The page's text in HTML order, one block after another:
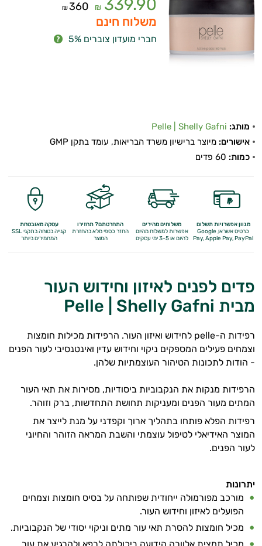
אנטי
טיפוח
הגוף
טיפוח
מעבר
339.90
₪
360
₪
משלוח חינם
חברי מועדון צוברים 5%
מותג: Pelle | Shelly Gafni
אישורים: מיוצר ברישיון משרד הבריאות, עומד בתקן GMP
כמות:
מגוון אפשרויות תשלום
כרטיס אשראי, Google
Pay,Apple Pay, PayPal
משלוחים מהירים
אפשרות למשלוח מהיום
להיום או 3-5 ימי עסקים
התחרטתם? תחזירו
החזר כספי מלאבהחזרת
המוצר
עסקה מאובטחת
קנייה בטוחה בתקני SSL
המחמירים ביותר
פדים לפנים לאיזון וחידוש העור
מבית Pelle | Shelly Gafni
רפידות ה-pelle לחידוש ואיזון העור. הרפידות מכילות חומצות
וצמחים פעילים המספקים ניקוי וחידוש עדין ואינטנסיבי לעור הפנים
- הודות לתכונות הטיהור העוצמתיות שלהן.
הרפידות מנקות את הנקבוביות ביסודיות, מסירות את תאי העור
המתים מעור הפנים ומעניקות תחושת התחדשות, ברק וזוהר.
רפידות הפלא פותחו בתהליך ארוך וקפדני על מנת לייצר את
המוצר האידיאלי לטיפול עוצמתי והשבת המראה הזוהר והחיוני
לעור הפנים.
יתרונות
מורכב מפורמולה ייחודית שפותחה על בסיס חומצות וצמחים
הפועלים לאיזון וחידוש העור.
מכיל חומצות להסרת תאי עור מתים וניקוי יסודי של הנקבוביות.